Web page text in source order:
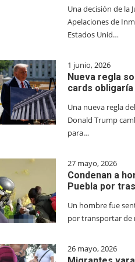
Una decisión de la
Apelaciones de
Estados Unid…
1 junio, 2026
Nueva regla
cards
Una nueva regla
Donald Trump
para…
27 mayo, 2026
Condenan a
Puebla por
Un hombre fue
por transportar de
26 mayo, 2026